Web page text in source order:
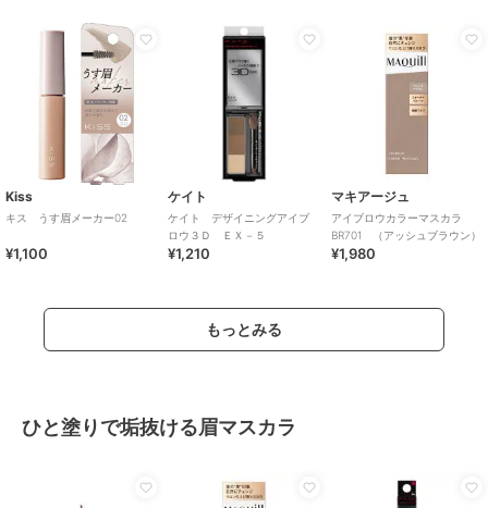
Kiss
キス うす眉メーカー02
¥1,100
ケイト
ケイト デザイニングアイブ
ロウ３Ｄ ＥＸ－５
¥1,210
マキアージュ
アイブロウカラーマスカラ
BR701 （アッシュブラウン）
¥1,980
もっとみる
ひと塗りで垢抜ける眉マスカラ